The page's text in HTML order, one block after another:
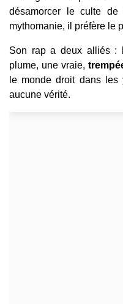
désamorcer le culte
mythomanie, il préfère le
Son rap a deux alliés :
plume, une vraie,
le monde droit dans les
aucune vérité.